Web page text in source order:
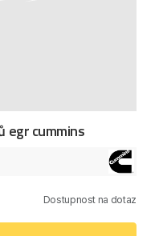
egr cummins
Dostupnost na dotaz